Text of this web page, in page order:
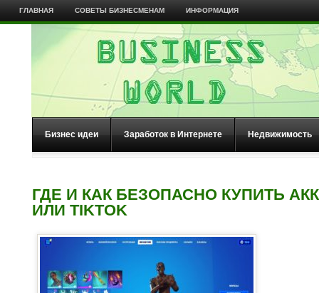
ГЛАВНАЯ СОВЕТЫ БИЗНЕСМЕНАМ ИНФОРМАЦИЯ
Бизнес идеи Заработок в Интернете Недвижимость
ГДЕ И КАК БЕЗОПАСНО КУПИТЬ
ИЛИ TIKTOK